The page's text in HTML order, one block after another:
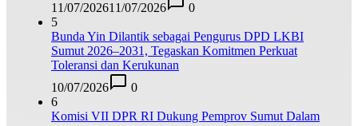
11/07/202611/07/2026
0
5
Bunda Yin Dilantik sebagai Pengurus DPD LKBI
Sumut 2026–2031, Tegaskan Komitmen Perkuat
Toleransi dan Kerukunan
10/07/2026
0
6
Komisi VII DPR RI Dukung Pemprov Sumut Dalam